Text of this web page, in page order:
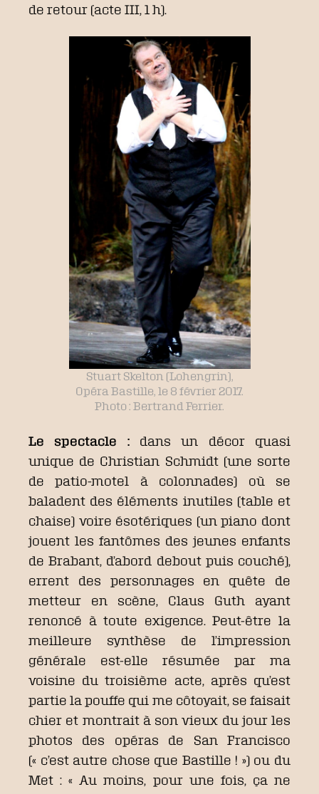
de retour (acte III, 1 h).
Stuart Skelton (Lohengrin),
Opéra Bastille, le 8 février 2017.
Photo : Bertrand Ferrier.
Le spectacle : dans un décor quasi
unique de Christian Schmidt (une sorte
de patio-motel à colonnades) où se
baladent des éléments inutiles (table et
chaise) voire ésotériques (un piano dont
jouent les fantômes des jeunes enfants
de Brabant, d’abord debout puis couché),
errent des personnages en quête de
metteur en scène, Claus Guth ayant
renoncé à toute exigence. Peut-être la
meilleure synthèse de l’impression
générale est-elle résumée par ma
voisine du troisième acte, après qu’est
partie la pouffe qui me côtoyait, se faisait
chier et montrait à son vieux du jour les
photos des opéras de San Francisco
(« c’est autre chose que Bastille ! ») ou du
Met : « Au moins, pour une fois, ça ne